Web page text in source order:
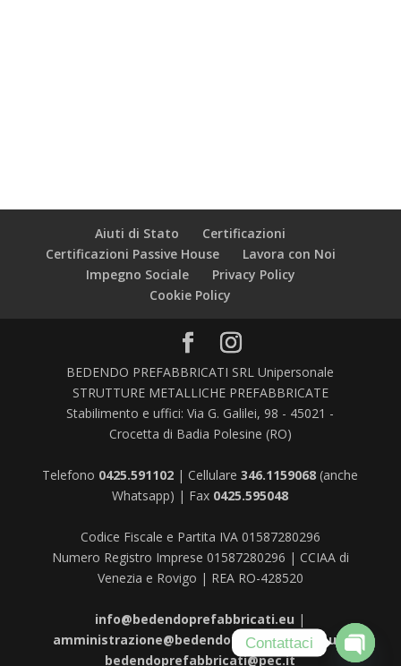
Aiuti di Stato
Certificazioni
Certificazioni Passive House
Lavora con Noi
Impegno Sociale
Privacy Policy
Cookie Policy
BEDENDO PREFABBRICATI SRL Unipersonale
STRUTTURE METALLICHE PREFABBRICATE
Stabilimento e uffici: Via G. Galilei, 98 - 45021 -
Crocetta di Badia Polesine (RO)
Telefono 0425.591102 | Cellulare346.1159068 (anche
Whatsapp) | Fax 0425.595048
Codice Fiscale e Partita IVA 01587280296
Numero Registro Imprese 01587280296 | CCIAA di
Venezia e Rovigo | REA RO-428520
info@bedendoprefabbricati.eu |
amministrazione@bedendoprefabbricati.eu|
bedendoprefabbricati@pec.it
Contattaci